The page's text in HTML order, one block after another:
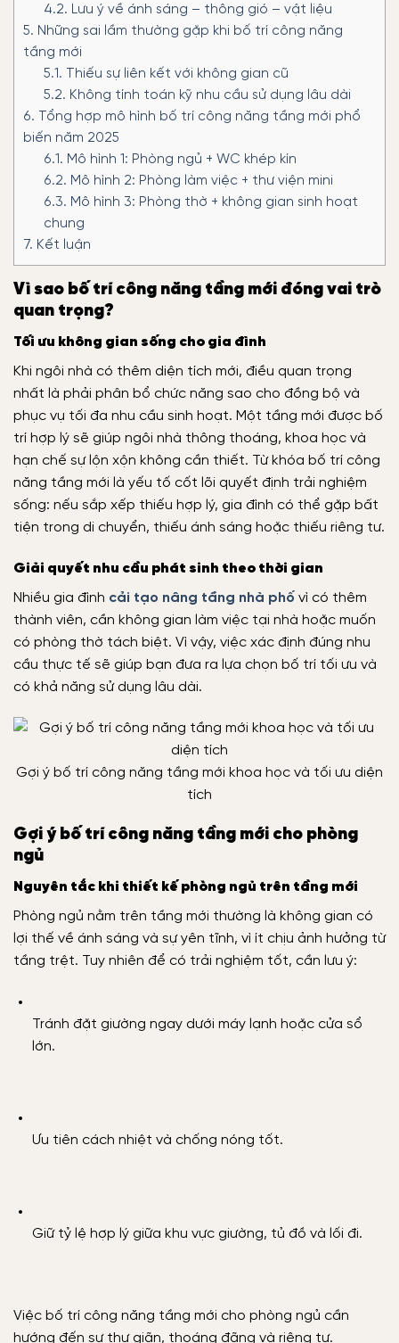
4.2. Lưu ý về ánh sáng – thông gió – vật liệu
5. Những sai lầm thường gặp khi bố trí công năng
tầng mới
5.1. Thiếu sự liên kết với không gian cũ
5.2. Không tính toán kỹ nhu cầu sử dụng lâu dài
6. Tổng hợp mô hình bố trí công năng tầng mới phổ
biến năm 2025
6.1. Mô hình 1: Phòng ngủ + WC khép kín
6.2. Mô hình 2: Phòng làm việc + thư viện mini
6.3. Mô hình 3: Phòng thờ + không gian sinh hoạt
chung
7. Kết luận
Vì sao bố trí công năng tầng mới đóng vai trò
quan trọng?
Tối ưu không gian sống cho gia đình
Khi ngôi nhà có thêm diện tích mới, điều quan trọng
nhất là phải phân bổ chức năng sao cho đồng bộ và
phục vụ tối đa nhu cầu sinh hoạt. Một tầng mới được bố
trí hợp lý sẽ giúp ngôi nhà thông thoáng, khoa học và
hạn chế sự lộn xộn không cần thiết. Từ khóa bố trí công
năng tầng mới là yếu tố cốt lõi quyết định trải nghiệm
sống: nếu sắp xếp thiếu hợp lý, gia đình có thể gặp bất
tiện trong di chuyển, thiếu ánh sáng hoặc thiếu riêng tư.
Giải quyết nhu cầu phát sinh theo thời gian
Nhiều gia đình cải tạo nâng tầng nhà phố vì có thêm
thành viên, cần không gian làm việc tại nhà hoặc muốn
có phòng thờ tách biệt. Vì vậy, việc xác định đúng nhu
cầu thực tế sẽ giúp bạn đưa ra lựa chọn bố trí tối ưu và
có khả năng sử dụng lâu dài.
Gợi ý bố trí công năng tầng mới khoa học và tối ưu diện
tích
Gợi ý bố trí công năng tầng mới cho phòng
ngủ
Nguyên tắc khi thiết kế phòng ngủ trên tầng mới
Phòng ngủ nằm trên tầng mới thường là không gian có
lợi thế về ánh sáng và sự yên tĩnh, vì ít chịu ảnh hưởng từ
tầng trệt. Tuy nhiên để có trải nghiệm tốt, cần lưu ý:
Tránh đặt giường ngay dưới máy lạnh hoặc cửa sổ
lớn.
Ưu tiên cách nhiệt và chống nóng tốt.
Giữ tỷ lệ hợp lý giữa khu vực giường, tủ đồ và lối đi.
Việc bố trí công năng tầng mới cho phòng ngủ cần
hướng đến sự thư giãn, thoáng đãng và riêng tư.